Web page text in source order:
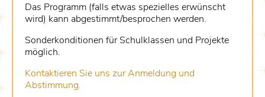
Das Programm (falls etwas spezielles erwünscht
wird) kann abgestimmt/besprochen werden.
Sonderkonditionen für Schulklassen und Projekte
möglich.
Kontaktieren Sie uns zur Anmeldung und
Abstimmung.